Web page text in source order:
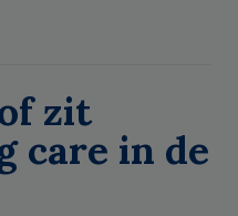
zit
care in de